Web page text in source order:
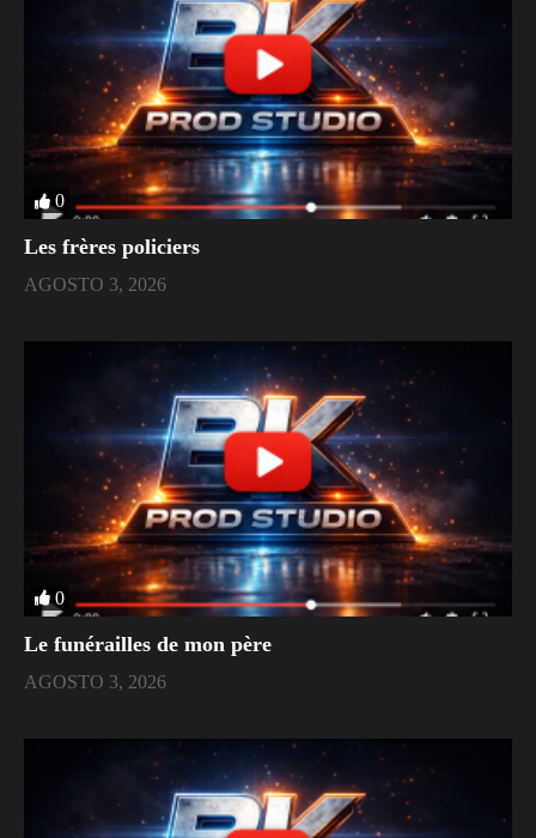
0
Les frères policiers
AGOSTO 3, 2026
0
Le funérailles de mon père
AGOSTO 3, 2026